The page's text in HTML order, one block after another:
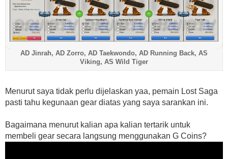
AD Jinrah, AD Zorro, AD Taekwondo, AD Running Back, AS
Viking, AS Wild Tiger
Menurut saya tidak perlu dijelaskan yaa, pemain Lost Saga
pasti tahu kegunaan gear diatas yang saya sarankan ini.
Bagaimana menurut kalian apa kalian tertarik untuk
membeli gear secara langsung menggunakan G Coins?